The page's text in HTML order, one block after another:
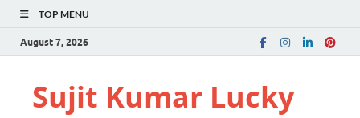
TOP MENU
August 7, 2026
Sujit Kumar Lucky